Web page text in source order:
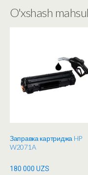
O'xshash
Заправка картриджа HP
W2071A
180 000 UZS